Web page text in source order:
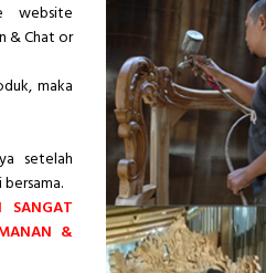
website
& Chat or
maka
setelah
&